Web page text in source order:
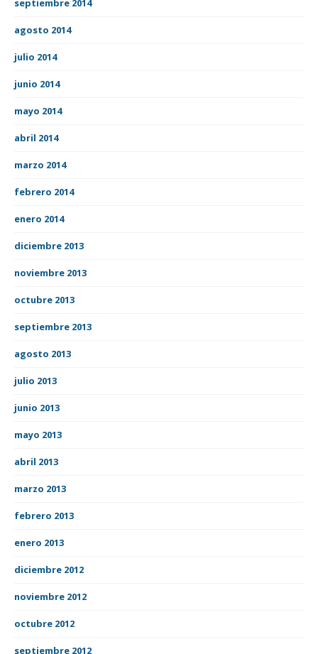
agosto 2014
julio 2014
junio 2014
mayo 2014
abril 2014
marzo 2014
febrero 2014
enero 2014
diciembre 2013
noviembre 2013
octubre 2013
septiembre 2013
agosto 2013
julio 2013
junio 2013
mayo 2013
abril 2013
marzo 2013
febrero 2013
enero 2013
diciembre 2012
noviembre 2012
octubre 2012
septiembre 2012